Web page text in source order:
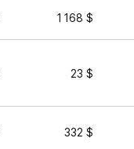
1 168 $
23 $
332 $